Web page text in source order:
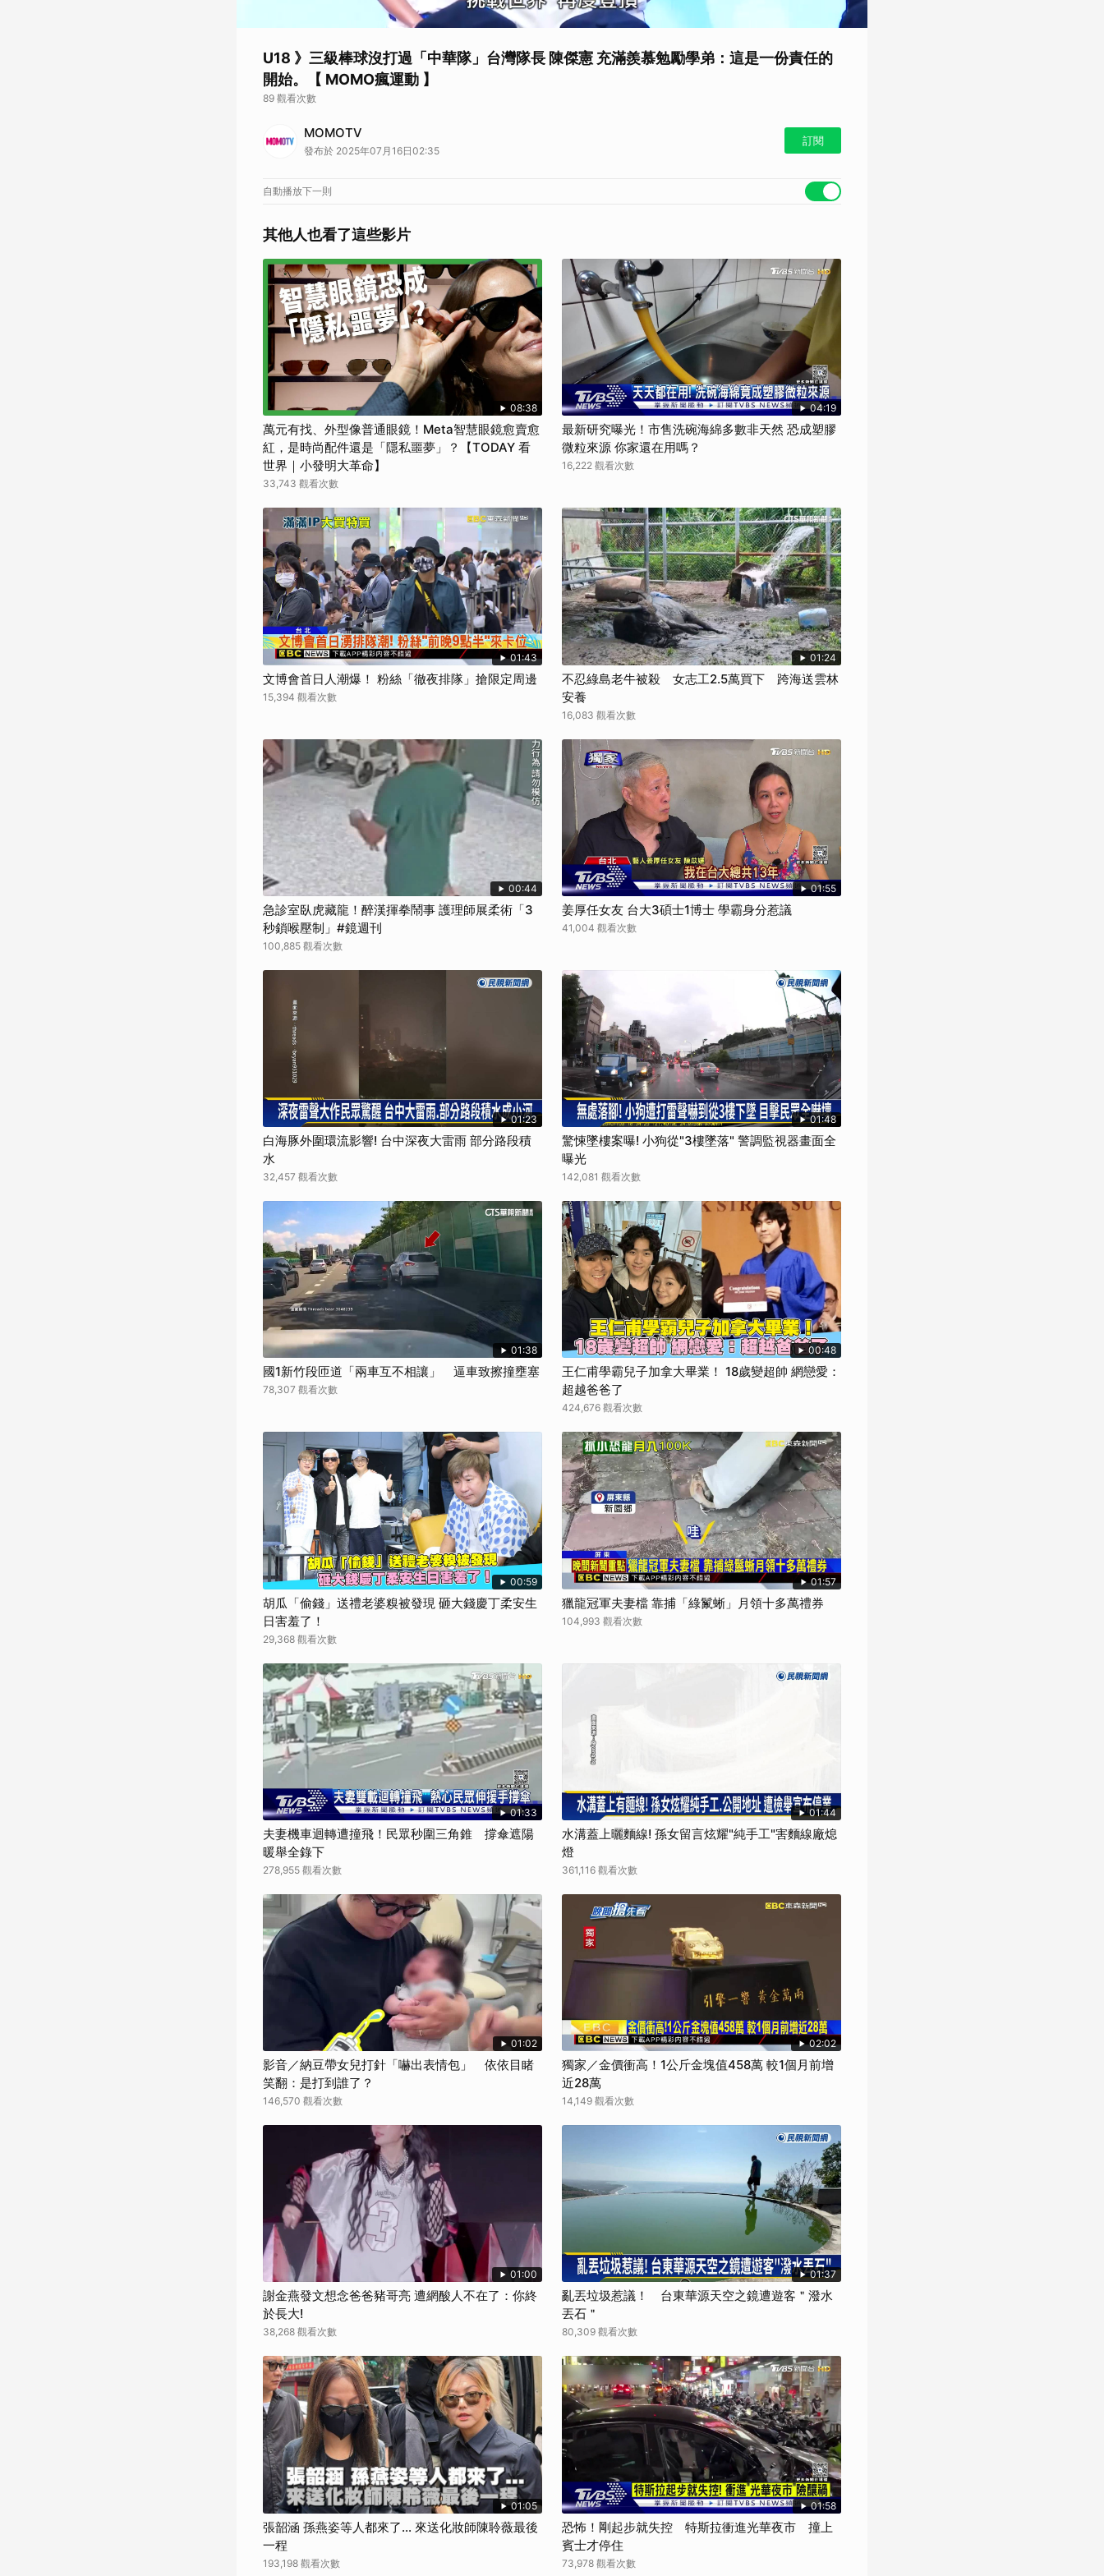
U18 》三級棒球沒打過「中華隊」台灣隊長 陳傑憲 充滿羨慕勉勵學弟：這是一份責任的
開始。【 MOMO瘋運動 】
89 觀看次數
MOMOTV
發布於 2025年07月16日02:35
訂閱
自動播放下一則
其他人也看了這些影片
08:38
萬元有找、外型像普通眼鏡！Meta智慧眼鏡愈賣愈
紅，是時尚配件還是「隱私噩夢」？【TODAY 看
世界｜小發明大革命】
33,743 觀看次數
04:19
最新研究曝光！市售洗碗海綿多數非天然 恐成塑膠
微粒來源 你家還在用嗎？
16,222 觀看次數
01:43
文博會首日人潮爆！ 粉絲「徹夜排隊」搶限定周邊
15,394 觀看次數
01:24
不忍綠島老牛被殺 女志工2.5萬買下 跨海送雲林
安養
16,083 觀看次數
00:44
急診室臥虎藏龍！醉漢揮拳鬧事 護理師展柔術「3
秒鎖喉壓制」#鏡週刊
100,885 觀看次數
01:55
姜厚任女友 台大3碩士1博士 學霸身分惹議
41,004 觀看次數
01:23
白海豚外圍環流影響! 台中深夜大雷雨 部分路段積
水
32,457 觀看次數
01:48
驚悚墜樓案曝! 小狗從"3樓墜落" 警調監視器畫面全
曝光
142,081 觀看次數
01:38
國1新竹段匝道「兩車互不相讓」 逼車致擦撞壅塞
78,307 觀看次數
00:48
王仁甫學霸兒子加拿大畢業！ 18歲變超帥 網戀愛：
超越爸爸了
424,676 觀看次數
00:59
胡瓜「偷錢」送禮老婆糗被發現 砸大錢慶丁柔安生
日害羞了！
29,368 觀看次數
01:57
獵龍冠軍夫妻檔 靠捕「綠鬣蜥」月領十多萬禮券
104,993 觀看次數
01:33
夫妻機車迴轉遭撞飛！民眾秒圍三角錐 撐傘遮陽
暖舉全錄下
278,955 觀看次數
01:44
水溝蓋上曬麵線! 孫女留言炫耀"純手工"害麵線廠熄
燈
361,116 觀看次數
01:02
影音／納豆帶女兒打針「嚇出表情包」 依依目睹
笑翻：是打到誰了？
146,570 觀看次數
02:02
獨家／金價衝高！1公斤金塊值458萬 較1個月前增
近28萬
14,149 觀看次數
01:00
謝金燕發文想念爸爸豬哥亮 遭網酸人不在了：你終
於長大!
38,268 觀看次數
01:37
亂丟垃圾惹議！ 台東華源天空之鏡遭遊客＂潑水
丟石＂
80,309 觀看次數
01:05
張韶涵 孫燕姿等人都來了... 來送化妝師陳聆薇最後
一程
193,198 觀看次數
01:58
恐怖！剛起步就失控 特斯拉衝進光華夜市 撞上
賓士才停住
73,978 觀看次數
取消